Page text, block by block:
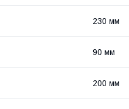
230 мм
90 мм
200 мм